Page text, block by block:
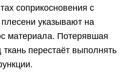
соприкосновения с
указывают на
материала. Потерявшая
перестаёт выполнять